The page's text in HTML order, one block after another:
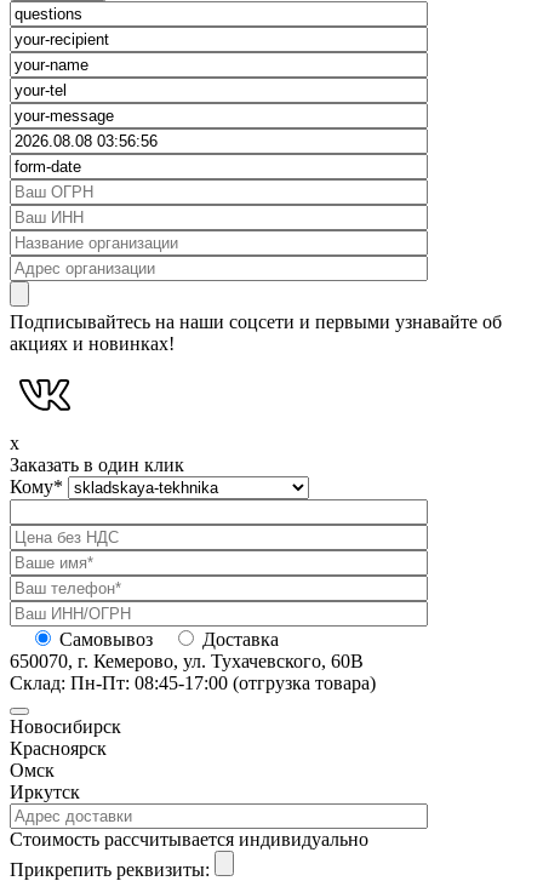
Подписывайтесь на наши соцсети и первыми узнавайте об
акциях и новинках!
x
Заказать в один клик
Кому*
Самовывоз
Доставка
650070, г. Кемерово, ул. Тухачевского, 60В
Склад: Пн-Пт: 08:45-17:00 (отгрузка товара)
Новосибирск
Красноярск
Омск
Иркутск
Cтоимость рассчитывается индивидуально
Прикрепить реквизиты: